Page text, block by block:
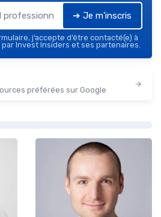
➔ Je m'inscris
j’accepte d’être contacté(e) à
Invest Insiders et ses partenaires.
préférées sur Google